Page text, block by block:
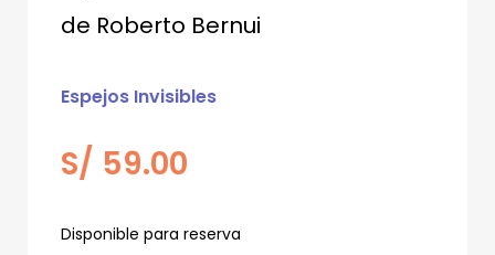
de Roberto Bernui
Espejos Invisibles
S/ 59.00
Disponible para reserva